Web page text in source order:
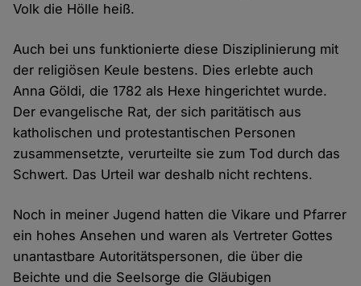
Volk die Hölle heiß.
Auch bei uns funktionierte diese Disziplinierung mit
der religiösen Keule bestens. Dies erlebte auch
Anna Göldi, die 1782 als Hexe hingerichtet wurde.
Der evangelische Rat, der sich paritätisch aus
katholischen und protestantischen Personen
zusammensetzte, verurteilte sie zum Tod durch das
Schwert. Das Urteil war deshalb nicht rechtens.
Noch in meiner Jugend hatten die Vikare und Pfarrer
ein hohes Ansehen und waren als Vertreter Gottes
unantastbare Autoritätspersonen, die über die
Beichte und die Seelsorge die Gläubigen